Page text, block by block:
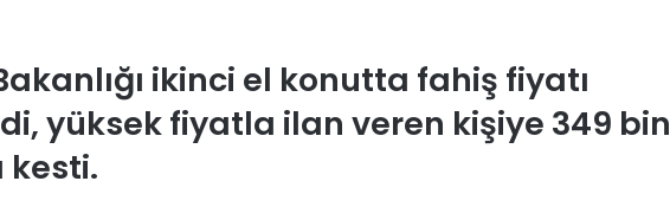
göndermek
ikinci el konutta fahiş fiyatı
yüksek fiyatla ilan veren kişiye 349 bin
kesti.